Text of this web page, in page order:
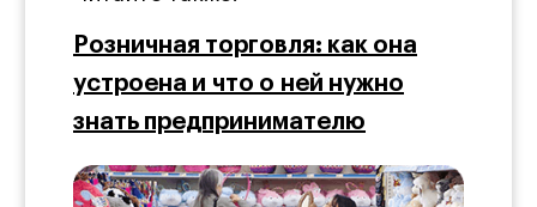
Розничная торговля: как она
устроена и что о ней нужно
знать предпринимателю